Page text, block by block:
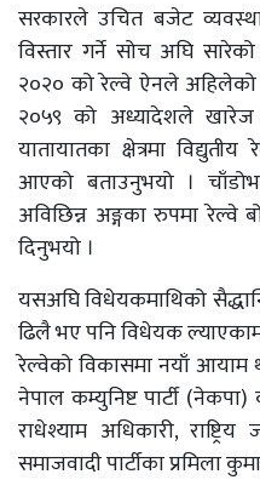
सरकारले उचित बजेट
विस्तार गर्ने सोच अघि
२०२० को रेल्वे ऐनले
२०५९ को अध्यादेशले
यातायातका क्षेत्रमा
आएको बताउनुभयो ।
अविछिन्न अङ्गका रुपमा रेल्वे
दिनुभयो ।
यसअघि विधेयकमाथिको
ढिलै भए पनि विधेयक
रेल्वेको विकासमा नयाँ आयाम
नेपाल कम्युनिष्ट पार्टी
राधेश्याम अधिकारी,
समाजवादी पार्टीका प्रमिला